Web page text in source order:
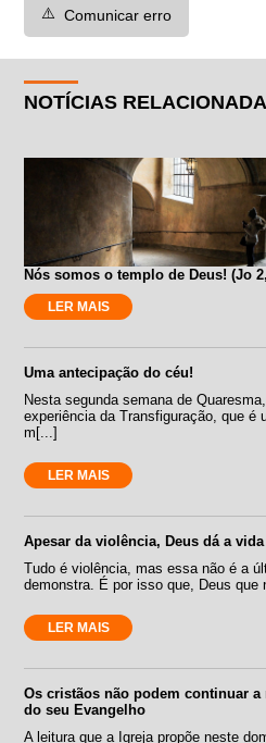
⚠️ Comunicar erro
NOTÍCIAS
Nós somos o templo de Deus! (Jo
LER MAIS
Uma antecipação do céu!
Nesta segunda semana de
experiência da Transfiguração, que é
m[...]
LER MAIS
Apesar da violência, Deus dá a vida
Tudo é violência, mas essa não é a
demonstra. É por isso que, Deus que
LER MAIS
Os cristãos não podem continuar
do seu Evangelho
A leitura que a Igreja propõe neste